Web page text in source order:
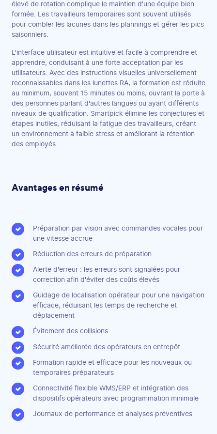
élevé de rotation complique le maintien d'une équipe bien
formée. Les travailleurs temporaires sont souvent utilisés
pour combler les lacunes dans les plannings et gérer les pics
saisonniers.
L'interface utilisateur est intuitive et facile à comprendre et
apprendre, conduisant à une forte acceptation par les
utilisateurs. Avec des instructions visuelles universellement
reconnaissables dans les lunettes RA, la formation est réduite
au minimum, souvent 15 minutes ou moins, ouvrant la porte à
des personnes parlant d'autres langues ou ayant différents
niveaux de qualification. Smartpick élimine les conjectures et
étapes inutiles, réduisant la fatigue des travailleurs, créant
un environnement à faible stress et améliorant la rétention
des employés.
Avantages en résumé
Préparation par vision avec commandes vocales pour
une vitesse accrue
Réduction des erreurs de préparation
Alerte d'erreur : les erreurs sont signalées pour
correction afin d'éviter des coûts élevés
Guidage de localisation opérateur pour une navigation
efficace, réduisant les temps de recherche et
déplacement
Évitement des collisions
Sécurité améliorée des opérateurs en entrepôt
Formation rapide et efficace pour les nouveaux ou
temporaires préparateurs
Connectivité flexible WMS/ERP et intégration des
dispositifs opérateurs avec programmation minimale
Journaux de performance et analyses préventives